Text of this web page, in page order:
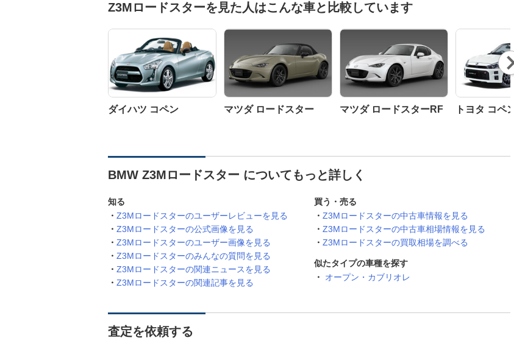
Z3Mロードスターを見た人はこんな車と比較しています
ダイハツ コペン マツダ ロードスター マツダ ロードスターRF トヨタ コペン
Nex
t
BMW Z3Mロードスター についてもっと詳しく
知る
Z3Mロードスターのユーザーレビューを見る
Z3Mロードスターの公式画像を見る
Z3Mロードスターのユーザー画像を見る
Z3Mロードスターのみんなの質問を見る
Z3Mロードスターの関連ニュースを見る
Z3Mロードスターの関連記事を見る
買う・売る
Z3Mロードスターの中古車情報を見る
Z3Mロードスターの中古車相場情報を見る
Z3Mロードスターの買取相場を調べる
似たタイプの車種を探す
オープン・カブリオレ
査定を依頼する